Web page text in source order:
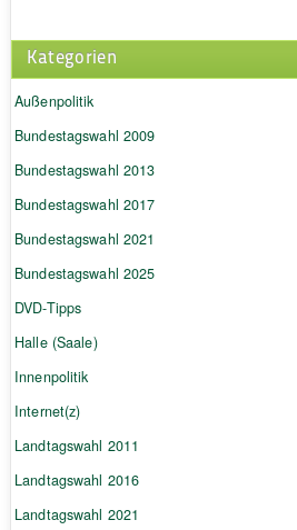
Kategorien
Außenpolitik
Bundestagswahl 2009
Bundestagswahl 2013
Bundestagswahl 2017
Bundestagswahl 2021
Bundestagswahl 2025
DVD-Tipps
Halle (Saale)
Innenpolitik
Internet(z)
Landtagswahl 2011
Landtagswahl 2016
Landtagswahl 2021